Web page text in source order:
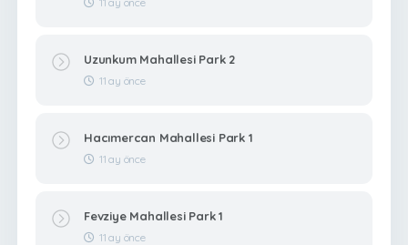
Uzunkum Mahallesi Park 2
11 ay önce
Hacımercan Mahallesi Park 1
11 ay önce
Fevziye Mahallesi Park 1
11 ay önce